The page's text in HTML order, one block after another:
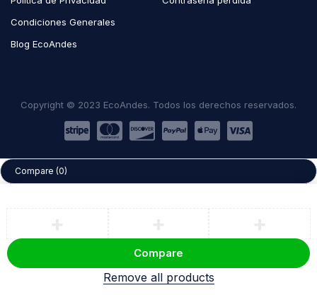
Condiciones Generales
Blog EcoAndes
Copyright © 2023 EcoAndes. Todos los derechos reservados.
Compare (0)
Compare
Remove all products